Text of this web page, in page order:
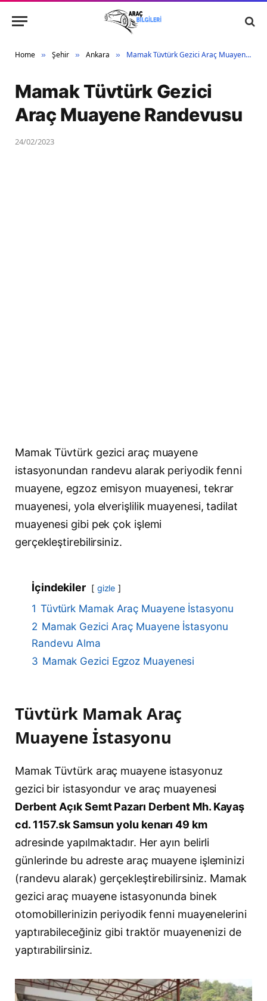
Home » Şehir » Ankara » Mamak Tüvtürk Gezici Araç Muayene Randevusu
Mamak Tüvtürk Gezici
Araç Muayene Randevusu
24/02/2023
Mamak Tüvtürk gezici araç muayene
istasyonundan randevu alarak periyodik fenni
muayene, egzoz emisyon muayenesi, tekrar
muayenesi, yola elverişlilik muayenesi, tadilat
muayenesi gibi pek çok işlemi
gerçekleştirebilirsiniz.
İçindekiler gizle
1 Tüvtürk Mamak Araç Muayene İstasyonu
2 Mamak Gezici Araç Muayene İstasyonu
Randevu Alma
3 Mamak Gezici Egzoz Muayenesi
Tüvtürk Mamak Araç
Muayene İstasyonu
Mamak Tüvtürk araç muayene istasyonuz
gezici bir istasyondur ve araç muayenesi
Derbent Açık Semt Pazarı Derbent Mh. Kayaş
cd. 1157.sk Samsun yolu kenarı 49 km
adresinde yapılmaktadır. Her ayın belirli
günlerinde bu adreste araç muayene işleminizi
(randevu alarak) gerçekleştirebilirsiniz. Mamak
gezici araç muayene istasyonunda binek
otomobillerinizin periyodik fenni muayenelerini
yaptırabileceğiniz gibi traktör muayenenizi de
yaptırabilirsiniz.